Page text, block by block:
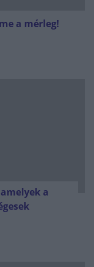
a mérleg!
a